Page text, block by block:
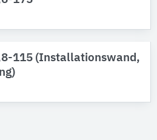
115 (Installationswand,